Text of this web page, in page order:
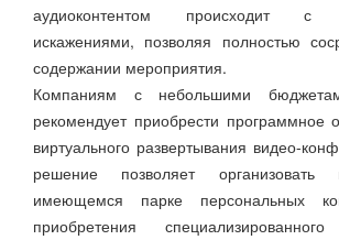
аудиоконтентом происходит с
искажениями, позволяя полностью
содержании мероприятия.
Компаниям с небольшими
рекомендует приобрести программное
виртуального развертывания видео-
решение позволяет организовать
имеющемся парке персональных
приобретения